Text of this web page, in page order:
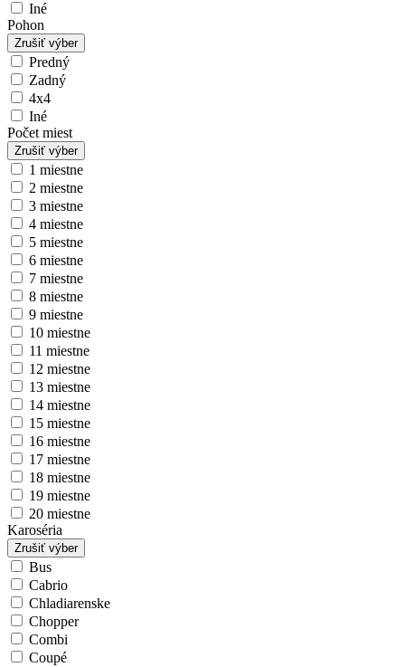
Iné
Pohon
Zrušiť výber
Predný
Zadný
4x4
Iné
Počet miest
Zrušiť výber
1 miestne
2 miestne
3 miestne
4 miestne
5 miestne
6 miestne
7 miestne
8 miestne
9 miestne
10 miestne
11 miestne
12 miestne
13 miestne
14 miestne
15 miestne
16 miestne
17 miestne
18 miestne
19 miestne
20 miestne
Karoséria
Zrušiť výber
Bus
Cabrio
Chladiarenske
Chopper
Combi
Coupé